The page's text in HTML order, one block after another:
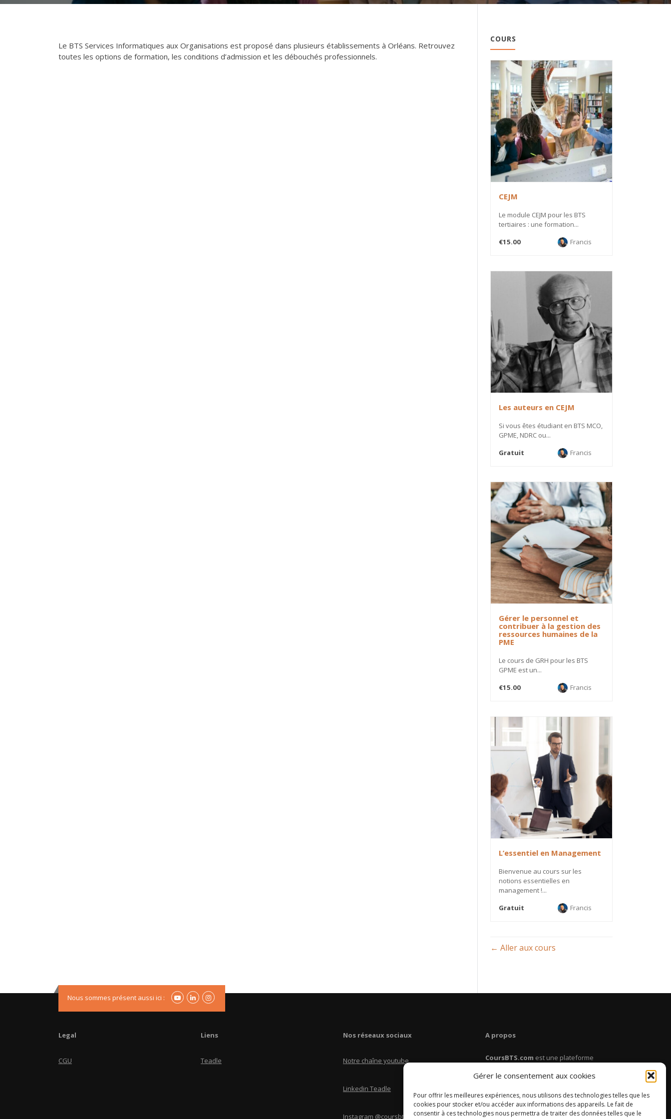
Gérer le consentement aux cookies
Pour offrir les meilleures expériences, nous utilisons des technologies telles que les
cookies pour stocker et/ou accéder aux informations des appareils. Le fait de
consentir à ces technologies nous permettra de traiter des données telles que le
Le BTS Services Informatiques aux Organisations est proposé dans plusieurs établissements à Orléans. Retrouvez
toutes les options de formation, les conditions d’admission et les débouchés professionnels.
COURS
CEJM
Le module CEJM pour les BTS
tertiaires : une formation...
€15.00
Francis
Les auteurs en CEJM
Si vous êtes étudiant en BTS MCO,
GPME, NDRC ou...
Gratuit
Francis
Gérer le personnel et
contribuer à la gestion des
ressources humaines de la
PME
Le cours de GRH pour les BTS
GPME est un...
€15.00
Francis
L’essentiel en Management
Bienvenue au cours sur les
notions essentielles en
management !...
Gratuit
Francis
Aller aux cours
Nous sommes présent aussi ici :
Legal
CGU
Liens
Teadle
Nos réseaux sociaux
Notre chaîne youtube
Linkedin Teadle
Instagram @coursbtscom
A propos
CoursBTS.com est une plateforme
des cours, des fiches de révision, des